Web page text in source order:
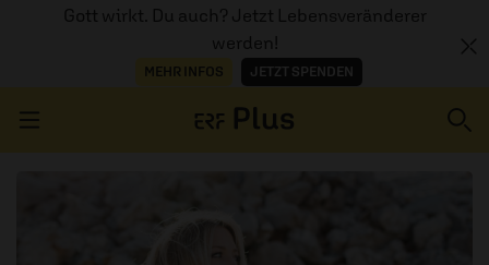
Gott wirkt. Du auch? Jetzt Lebensveränderer
werden!
MEHR INFOS JETZT SPENDEN